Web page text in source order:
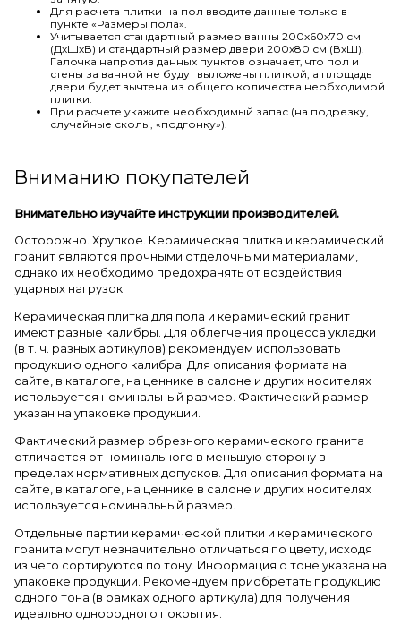
Для расчета плитки на пол вводите данные только в
пункте «Размеры пола».
Учитывается стандартный размер ванны 200х60х70 см
(ДхШхВ) и стандартный размер двери 200х80 см (ВхШ).
Галочка напротив данных пунктов означает, что пол и
стены за ванной не будут выложены плиткой, а площадь
двери будет вычтена из общего количества необходимой
плитки.
При расчете укажите необходимый запас (на подрезку,
случайные сколы, «подгонку»).
Вниманию покупателей
Внимательно изучайте инструкции производителей.
Осторожно. Хрупкое. Керамическая плитка и керамический
гранит являются прочными отделочными материалами,
однако их необходимо предохранять от воздействия
ударных нагрузок.
Керамическая плитка для пола и керамический гранит
имеют разные калибры. Для облегчения процесса укладки
(в т. ч. разных артикулов) рекомендуем использовать
продукцию одного калибра. Для описания формата на
сайте, в каталоге, на ценнике в салоне и других носителях
используется номинальный размер. Фактический размер
указан на упаковке продукции.
Фактический размер обрезного керамического гранита
отличается от номинального в меньшую сторону в
пределах нормативных допусков. Для описания формата на
сайте, в каталоге, на ценнике в салоне и других носителях
используется номинальный размер.
Отдельные партии керамической плитки и керамического
гранита могут незначительно отличаться по цвету, исходя
из чего сортируются по тону. Информация о тоне указана на
упаковке продукции. Рекомендуем приобретать продукцию
одного тона (в рамках одного артикула) для получения
идеально однородного покрытия.